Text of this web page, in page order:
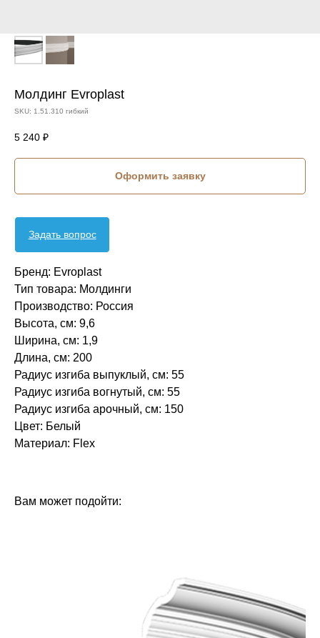
Молдинг Evroplast
SKU: 1.51.310 гибкий
5 240 ₽
Оформить заявку
Задать вопрос
Бренд: Evroplast
Тип товара: Молдинги
Производство: Россия
Высота, см: 9,6
Ширина, см: 1,9
Длина, см: 200
Радиус изгиба выпуклый, см: 55
Радиус изгиба вогнутый, см: 55
Радиус изгиба арочный, см: 150
Цвет: Белый
Материал: Flex
Вам может подойти: